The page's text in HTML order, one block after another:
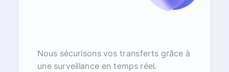
Nous sécurisons vos transferts grâce à
une surveillance en temps réel.